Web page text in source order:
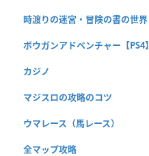
時渡りの迷宮・冒険の書の世界
ボウガンアドベンチャー【PS4】
カジノ
マジスロの攻略のコツ
ウマレース（馬レース）
全マップ攻略